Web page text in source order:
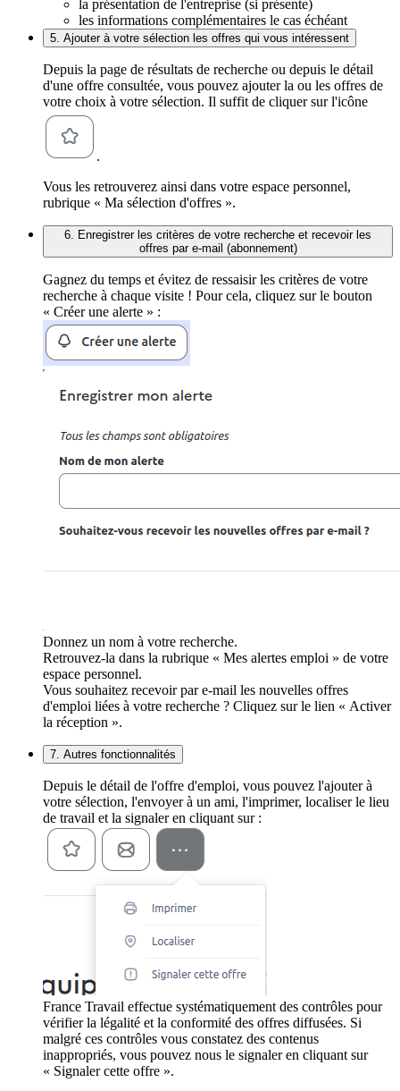
la présentation de l'entreprise (si présente)
les informations complémentaires le cas échéant
5. Ajouter à votre sélection les offres qui vous intéressent
Depuis la page de résultats de recherche ou depuis le détail
d'une offre consultée, vous pouvez ajouter la ou les offres de
votre choix à votre sélection. Il suffit de cliquer sur l'icône
.
Vous les retrouverez ainsi dans votre espace personnel,
rubrique « Ma sélection d'offres ».
6. Enregistrer les critères de votre recherche et recevoir les
offres par e-mail (abonnement)
Gagnez du temps et évitez de ressaisir les critères de votre
recherche à chaque visite ! Pour cela, cliquez sur le bouton
« Créer une alerte » :
Donnez un nom à votre recherche.
Retrouvez-la dans la rubrique « Mes alertes emploi » de votre
espace personnel.
Vous souhaitez recevoir par e-mail les nouvelles offres
d'emploi liées à votre recherche ? Cliquez sur le lien « Activer
la réception ».
7. Autres fonctionnalités
Depuis le détail de l'offre d'emploi, vous pouvez l'ajouter à
votre sélection, l'envoyer à un ami, l'imprimer, localiser le lieu
de travail et la signaler en cliquant sur :
France Travail effectue systématiquement des contrôles pour
vérifier la légalité et la conformité des offres diffusées. Si
malgré ces contrôles vous constatez des contenus
inappropriés, vous pouvez nous le signaler en cliquant sur
« Signaler cette offre ».